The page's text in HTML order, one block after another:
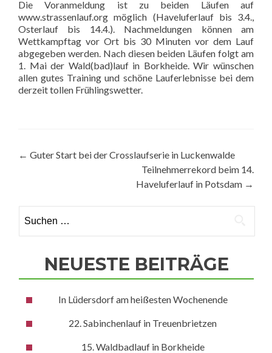
Die Voranmeldung ist zu beiden Läufen auf
www.strassenlauf.org möglich (Haveluferlauf bis 3.4.,
Osterlauf bis 14.4.). Nachmeldungen können am
Wettkampftag vor Ort bis 30 Minuten vor dem Lauf
abgegeben werden. Nach diesen beiden Läufen folgt am
1. Mai der Wald(bad)lauf in Borkheide. Wir wünschen
allen gutes Training und schöne Lauferlebnisse bei dem
derzeit tollen Frühlingswetter.
Beitragsnavigation
← Guter Start bei der Crosslaufserie in Luckenwalde
Teilnehmerrekord beim 14.
Haveluferlauf in Potsdam →
nach:
NEUESTE BEITRÄGE
In Lüdersdorf am heißesten Wochenende
22. Sabinchenlauf in Treuenbrietzen
15. Waldbadlauf in Borkheide